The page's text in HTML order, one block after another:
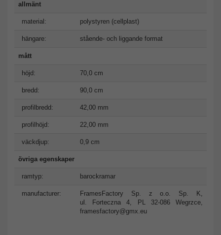
allmänt
material: polystyren (cellplast)
hängare: stående- och liggande format
mått
höjd: 70,0 cm
bredd: 90,0 cm
profilbredd: 42,00 mm
profilhöjd: 22,00 mm
väckdjup: 0,9 cm
övriga egenskaper
ramtyp: barockramar
manufacturer:
FramesFactory Sp. z o.o. Sp. K,
ul. Forteczna 4, PL 32-086 Wegrzce,
framesfactory@gmx.eu